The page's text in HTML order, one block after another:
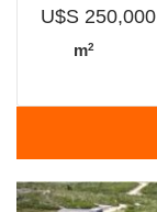
U$S 250,000
m2